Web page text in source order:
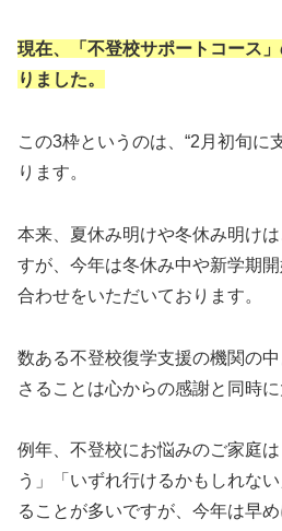
現在、「不登校サポートコース
りました。
この3枠というのは、“2月初旬に
ります。
本来、夏休み明けや冬休み明け
すが、今年は冬休み中や新学期
合わせをいただいております。
数ある不登校復学支援の機関の
さることは心からの感謝と同時に
例年、不登校にお悩みのご家庭
う」「いずれ行けるかもしれな
ることが多いですが、今年は早